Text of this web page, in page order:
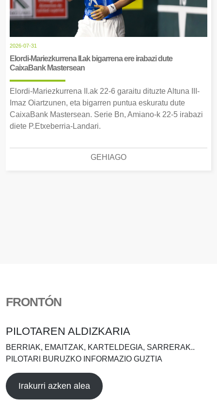
2026-07-31
Elordi-Mariezkurrena II.ak bigarrena ere irabazi dute
CaixaBank Mastersean
Elordi-Mariezkurrena II.ak 22-6 garaitu dituzte Altuna III-
Imaz Oiartzunen, eta bigarren puntua eskuratu dute
CaixaBank Mastersean. Serie Bn, Amiano-k 22-5 irabazi
diete P.Etxeberria-Landari.
GEHIAGO
FRONTÓN
PILOTAREN ALDIZKARIA
BERRIAK, EMAITZAK, KARTELDEGIA, SARRERAK..
PILOTARI BURUZKO INFORMAZIO GUZTIA
Irakurri azken alea